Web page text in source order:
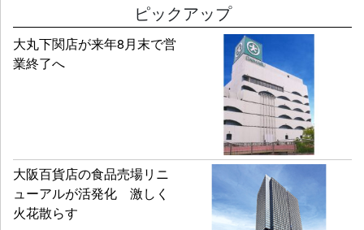
ピックアップ
大丸下関店が来年8月末で営
業終了へ
大阪百貨店の食品売場リニ
ューアルが活発化 激しく
火花散らす